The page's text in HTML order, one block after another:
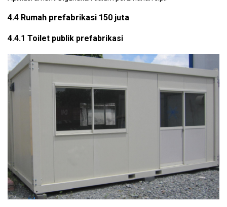
4.4 Rumah prefabrikasi 150 juta
4.4.1 Toilet publik prefabrikasi